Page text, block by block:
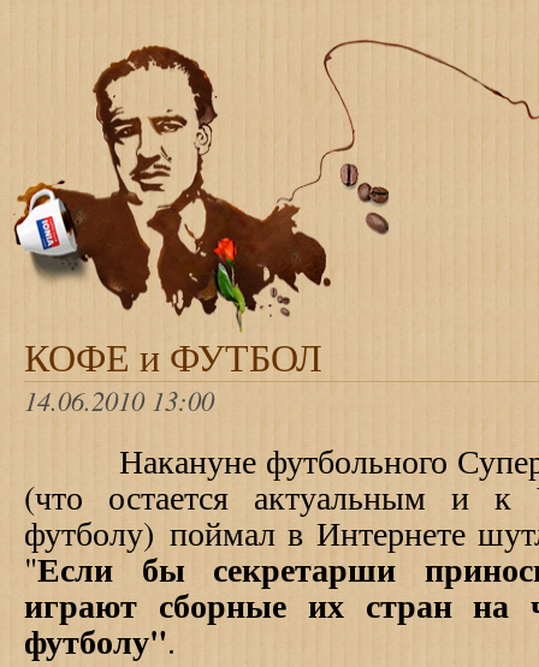
КОФЕ и ФУТБОЛ
14.06.2010 13:00
Накануне футбольного
(что остается актуальным и
футболу) поймал в Интернете
"Если бы секретарши
играют сборные их стран на
футболу".